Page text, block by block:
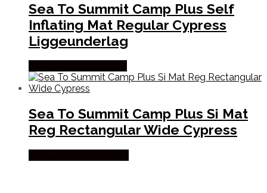
Sea To Summit Camp Plus Self
Inflating Mat Regular Cypress
Liggeunderlag
Sea To Summit Camp Plus Si Mat
Reg Rectangular Wide Cypress